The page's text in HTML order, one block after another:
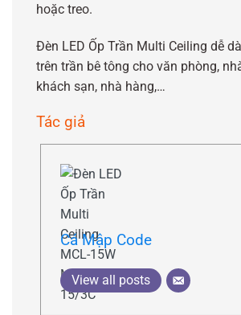
hoặc treo.
Đèn LED Ốp Trần Multi Ceiling dễ
trên trần bê tông cho văn phòng,
khách sạn, nhà hàng,…
Tác giả
Cá Mập Code
View all posts